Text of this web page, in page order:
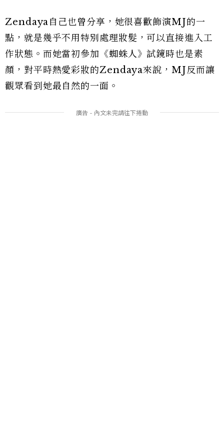
Zendaya自己也曾分享，她很喜歡飾演MJ的一
點，就是幾乎不用特別處理妝髮，可以直接進入工
作狀態。而她當初參加《蜘蛛人》試鏡時也是素
顏，對平時熱愛彩妝的Zendaya來說，MJ反而讓
觀眾看到她最自然的一面。